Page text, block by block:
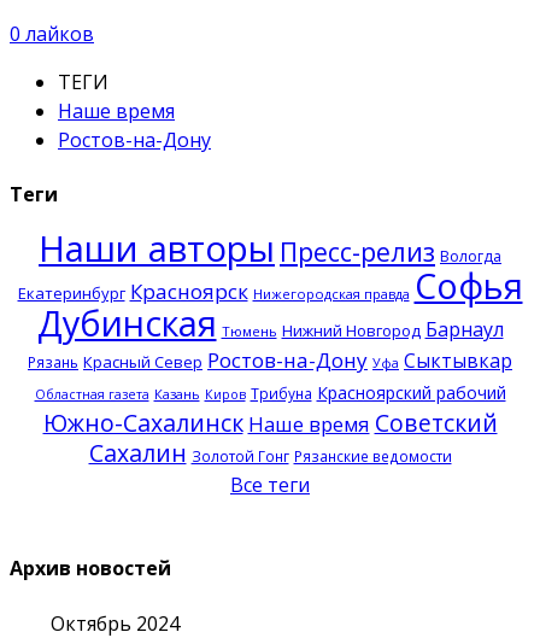
0 лайков
ТЕГИ
Наше время
Ростов-на-Дону
Теги
Наши авторы Пресс-релиз Вологда
Екатеринбург Красноярск Нижегородская правда Софья
Дубинская Тюмень Нижний Новгород Барнаул
Рязань Красный Север Ростов-на-Дону Уфа Сыктывкар
Областная газета Казань Киров Трибуна Красноярский рабочий
Южно-Сахалинск Наше время Советский
Сахалин Золотой Гонг Рязанские ведомости
Все теги
Архив новостей
Октябрь 2024